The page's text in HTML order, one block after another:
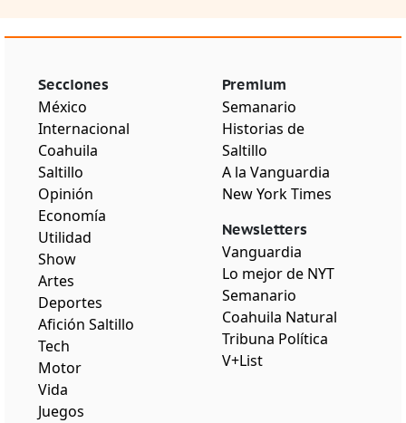
Secciones
México
Internacional
Coahuila
Saltillo
Opinión
Economía
Utilidad
Show
Artes
Deportes
Afición Saltillo
Tech
Motor
Vida
Juegos
Premium
Semanario
Historias de
Saltillo
A la Vanguardia
New York Times
Newsletters
Vanguardia
Lo mejor de NYT
Semanario
Coahuila Natural
Tribuna Política
V+List